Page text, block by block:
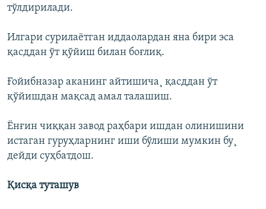
тўлдирилади.
Илгари сурилаëтган иддаолардан яна бири эса
қасддан ўт қўйиш билан боғлиқ.
Ғойибназар аканинг айтишича¸ қасддан ўт
қўйишдан мақсад амал талашиш.
Ëнғин чиққан завод раҳбари ишдан олинишини
истаган гуруҳларнинг иши бўлиши мумкин бу¸
дейди суҳбатдош.
Қисқа туташув